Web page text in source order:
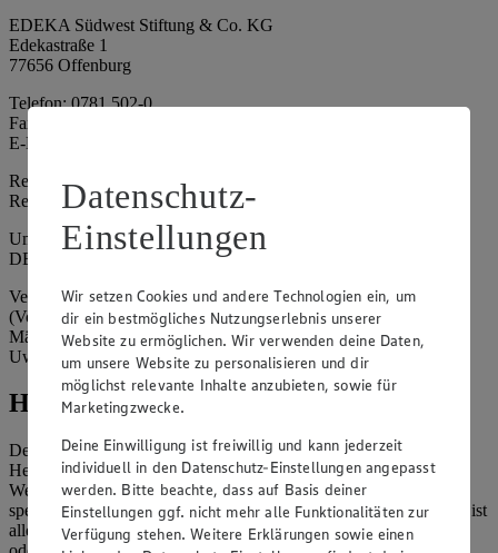
EDEKA Südwest Stiftung & Co. KG
Edekastraße 1
77656 Offenburg
Telefon: 0781 502-0
Fax: 0781 502-6180
E-Mail: kundenservice@edeka-suedwest.de
Registergericht: Amtsgericht Freiburg i.B.
Registernummer: HRA 707629
Umsatzsteuer-Identifikationsnummer gem. § 27a UStG:
DE815916131
Vertretungsberechtigte: Rainer Huber (Sprecher)
(Vorstandsmitglied), Klaus Fickert (Vorstandsmitglied), Jürgen
Mäder (Vorstandsmitglied), Patrick Mogck (Vorstandsmitglied),
Uwe Kohler
Hinweise
Der Inhalt dieser Website ist urheberrechtlich geschützt. Der
Herausgeber gewährt Ihnen jedoch das Recht, den auf dieser
Website bereitgestellten Text ganz oder ausschnittsweise zu
speichern und zu vervielfältigen. Aus Gründen des Urheberrechts ist
allerdings die Speicherung und Vervielfältigung von Bildmaterial
Datenschutz-
Einstellungen
Wir setzen Cookies und andere Technologien ein, um
dir ein bestmögliches Nutzungserlebnis unserer
Website zu ermöglichen. Wir verwenden deine Daten,
um unsere Website zu personalisieren und dir
möglichst relevante Inhalte anzubieten, sowie für
Marketingzwecke.
Deine Einwilligung ist freiwillig und kann jederzeit
individuell in den Datenschutz-Einstellungen angepasst
werden. Bitte beachte, dass auf Basis deiner
Einstellungen ggf. nicht mehr alle Funktionalitäten zur
Verfügung stehen. Weitere Erklärungen sowie einen